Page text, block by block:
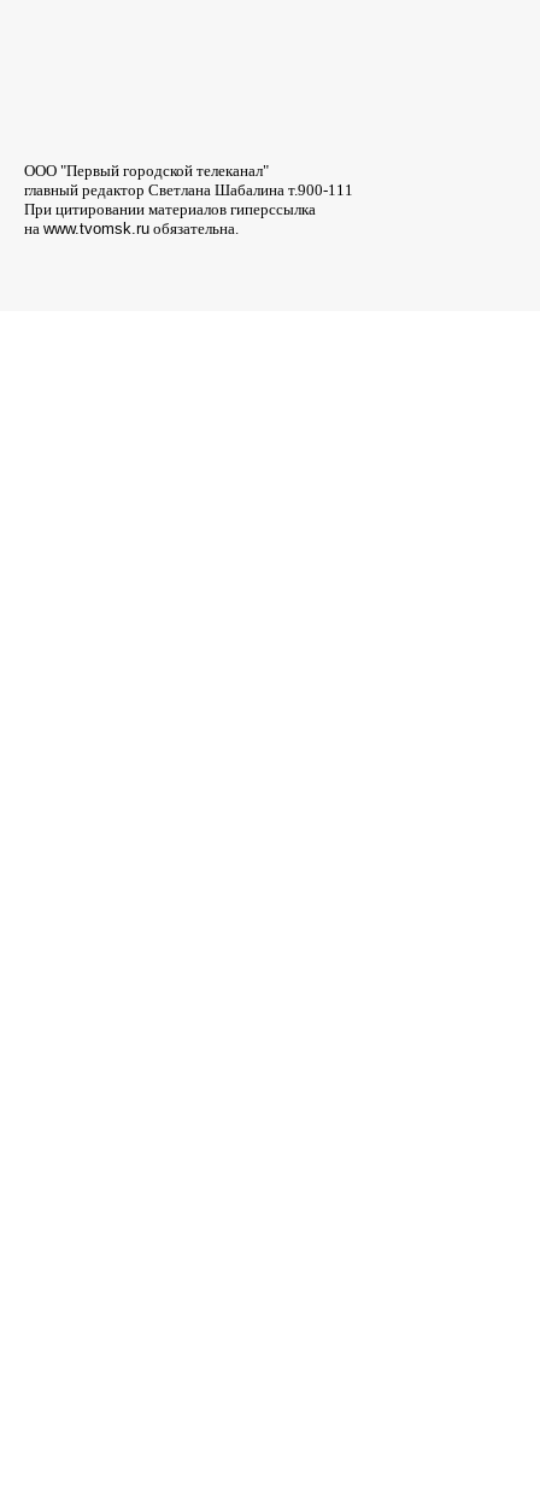
ООО "Первый городской телеканал"
главный редактор Светлана Шабалина т.900-111
При цитировании материалов гиперссылка
на www.tvomsk.ru обязательна.